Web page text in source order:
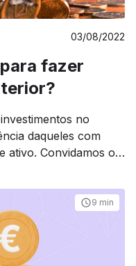
03/08/2022
fazer
no
daqueles com
ativo. Convidamos o
os achados do
9 min